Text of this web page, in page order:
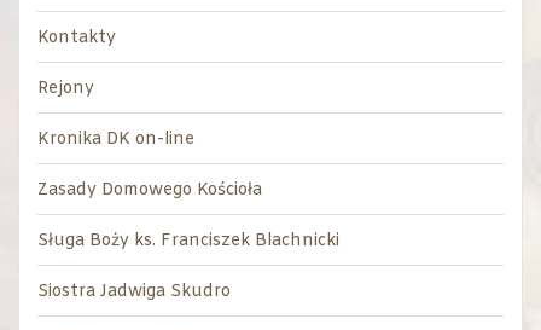
Kontakty
Rejony
Kronika DK on-line
Zasady Domowego Kościoła
Sługa Boży ks. Franciszek Blachnicki
Siostra Jadwiga Skudro